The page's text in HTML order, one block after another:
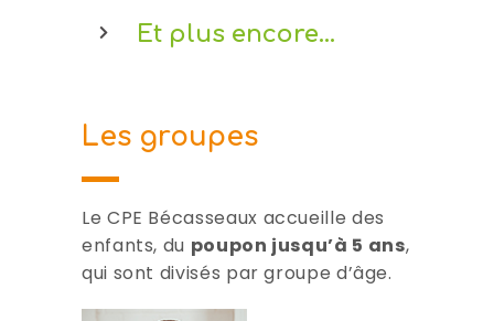
Et plus encore...
Les groupes
Le CPE Bécasseaux accueille des
enfants, du poupon jusqu’à 5 ans,
qui sont divisés par groupe d’âge.